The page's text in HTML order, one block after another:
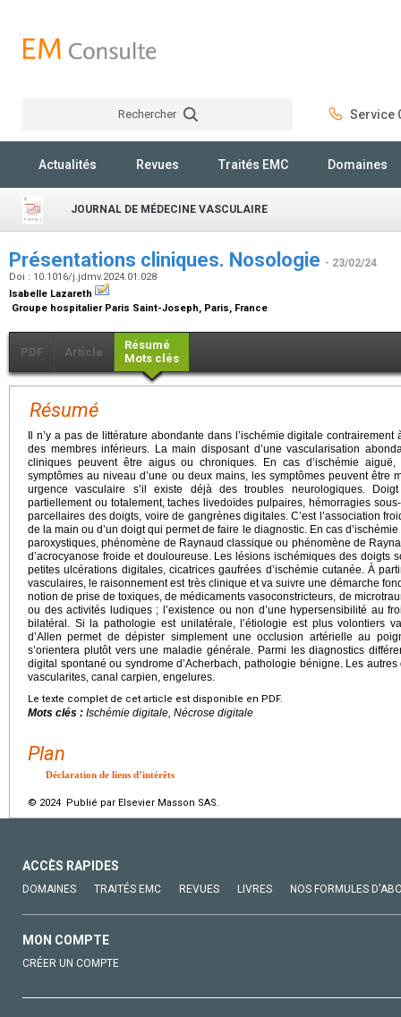
Rechercher Service
Actualités Revues Traités EMC Domaines
JOURNAL DE MÉDECINE VASCULAIRE
Présentations cliniques. Nosologie - 23/02/24
Doi : 10.1016/j.jdmv.2024.01.028
Isabelle Lazareth
Groupe hospitalier Paris Saint-Joseph, Paris, France
PDF Article
Résumé
Mots clés
Résumé
Il n’y a pas de littérature abondante dans l’ischémie digitale
des membres inférieurs. La main disposant d’une vascularisation
cliniques peuvent être aigus ou chroniques. En cas d’ischémie
symptômes au niveau d’une ou deux mains, les symptômes peuvent être
urgence vasculaire s’il existe déjà des troubles neurologiques.
partiellement ou totalement, taches livedoïdes pulpaires, hémorragies
parcellaires des doigts, voire de gangrènes digitales. C’est l’association
de la main ou d’un doigt qui permet de faire le diagnostic. En cas
paroxystiques, phénomène de Raynaud classique ou phénomène de
d’acrocyanose froide et douloureuse. Les lésions ischémiques des doigts
petites ulcérations digitales, cicatrices gaufrées d’ischémie cutanée. À
vasculaires, le raisonnement est très clinique et va suivre une démarche
notion de prise de toxiques, de médicaments vasoconstricteurs, de
ou des activités ludiques ; l’existence ou non d’une hypersensibilité au
bilatéral. Si la pathologie est unilatérale, l’étiologie est plus volontiers
d’Allen permet de dépister simplement une occlusion artérielle au
s’orientera plutôt vers une maladie générale. Parmi les diagnostics
digital spontané ou syndrome d’Acherbach, pathologie bénigne. Les
vascularites, canal carpien, engelures.
Le texte complet de cet article est disponible en PDF.
Mots clés : Ischémie digitale, Nécrose digitale
Plan
Déclaration de liens d’intérêts
© 2024 Publié par Elsevier Masson SAS.
ACCÈS RAPIDES
DOMAINES TRAITÉS EMC REVUES LIVRES NOS FORMULES
MON COMPTE
CRÉER UN COMPTE